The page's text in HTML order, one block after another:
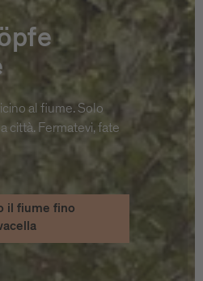
al fiume. Solo
città. Fermatevi, fate
il fiume fino